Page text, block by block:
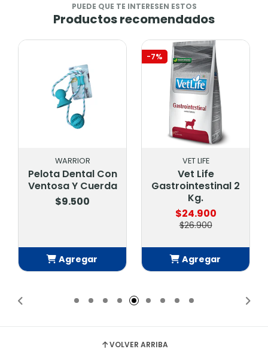
PUEDE QUE TE INTERESEN ESTOS
Productos recomendados
WARRIOR
Pelota Dental Con
Ventosa Y Cuerda
$9.500
Agregar
-7%
VET LIFE
Vet Life
Gastrointestinal 2
Kg.
$24.900
$26.900
Agregar
VOLVER ARRIBA